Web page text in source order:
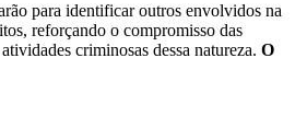
para identificar outros envolvidos na
reforçando o compromisso das
criminosas dessa natureza. O